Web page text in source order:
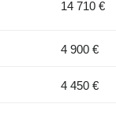
14 710 €
4 900 €
4 450 €